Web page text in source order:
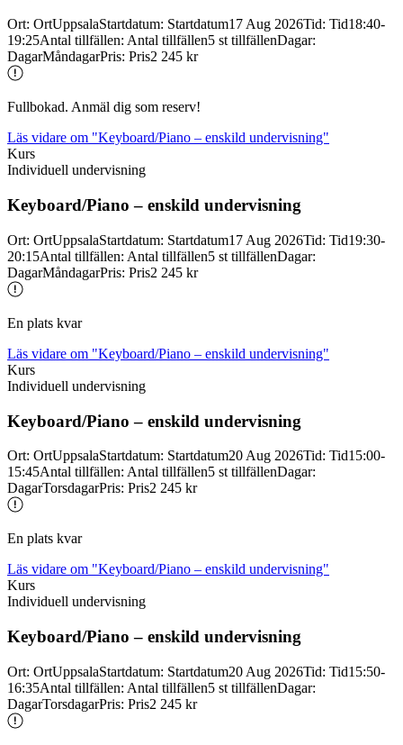
Ort: OrtUppsalaStartdatum: Startdatum17 Aug 2026Tid: Tid18:40-
19:25Antal tillfällen: Antal tillfällen5 st tillfällenDagar:
DagarMåndagarPris: Pris2 245 kr
Fullbokad. Anmäl dig som reserv!
Läs vidare om "Keyboard/Piano – enskild undervisning"
Kurs
Individuell undervisning
Keyboard/Piano – enskild undervisning
Ort: OrtUppsalaStartdatum: Startdatum17 Aug 2026Tid: Tid19:30-
20:15Antal tillfällen: Antal tillfällen5 st tillfällenDagar:
DagarMåndagarPris: Pris2 245 kr
En plats kvar
Läs vidare om "Keyboard/Piano – enskild undervisning"
Kurs
Individuell undervisning
Keyboard/Piano – enskild undervisning
Ort: OrtUppsalaStartdatum: Startdatum20 Aug 2026Tid: Tid15:00-
15:45Antal tillfällen: Antal tillfällen5 st tillfällenDagar:
DagarTorsdagarPris: Pris2 245 kr
En plats kvar
Läs vidare om "Keyboard/Piano – enskild undervisning"
Kurs
Individuell undervisning
Keyboard/Piano – enskild undervisning
Ort: OrtUppsalaStartdatum: Startdatum20 Aug 2026Tid: Tid15:50-
16:35Antal tillfällen: Antal tillfällen5 st tillfällenDagar:
DagarTorsdagarPris: Pris2 245 kr